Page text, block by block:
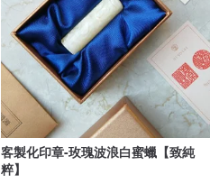
客製化印章-玫瑰波浪白蜜蠟【致純
粹】